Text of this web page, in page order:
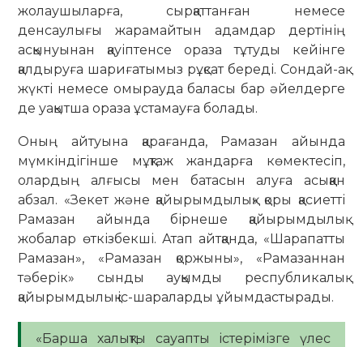
жолаушыларға, сырқаттанған немесе
денсаулығы жарамайтын адамдар дертінің
асқынуынан қауіптенсе ораза тұтуды кейінге
қалдыруға шариғатымыз рұқсат береді. Сондай-ақ
жүкті немесе омырауда баласы бар әйелдерге
де уақытша ораза ұстамауға болады.
Оның айтуына қарағанда, Рамазан айында
мүмкіндігінше мұқтаж жандарға көмектесіп,
олардың алғысы мен батасын алуға асыққан
абзал. «Зекет және қайырымдылық» қоры қасиетті
Рамазан айында бірнеше қайырымдылық
жобалар өткізбекші. Атап айтқанда, «Шарапатты
Рамазан», «Рамазан қоржыны», «Рамазаннан
тәберік» сынды ауқымды республикалық
қайырымдылық іс-шараларды ұйымдастырады.
«Барша халықты сауапты істерімізге үлес